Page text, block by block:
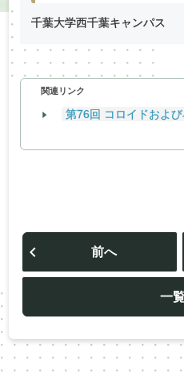
千葉大学西千葉キャンパス
関連リンク
第76回 コロイドおよ
投
前へ
一